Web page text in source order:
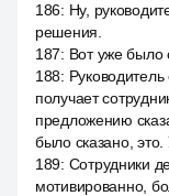
186: Ну,
решения.
187: Вот уже было
188:
получает
предложению
было сказано, это.
189: Сотрудники
мотивированно,